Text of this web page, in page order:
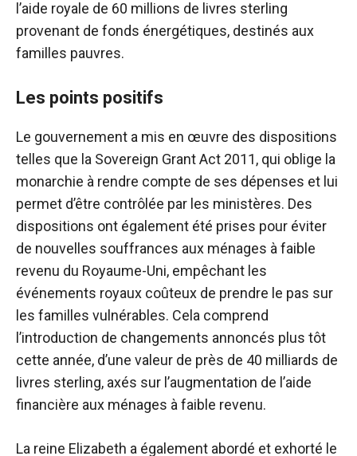
l’aide royale de 60 millions de livres sterling
provenant de fonds énergétiques, destinés aux
familles pauvres.
Les points positifs
Le gouvernement a mis en œuvre des dispositions
telles que la Sovereign Grant Act 2011, qui oblige la
monarchie à rendre compte de ses dépenses et lui
permet d’être contrôlée par les ministères. Des
dispositions ont également été prises pour éviter
de nouvelles souffrances aux ménages à faible
revenu du Royaume-Uni, empêchant les
événements royaux coûteux de prendre le pas sur
les familles vulnérables. Cela comprend
l’introduction de changements annoncés plus tôt
cette année, d’une valeur de près de 40 milliards de
livres sterling, axés sur l’augmentation de l’aide
financière aux ménages à faible revenu.
La reine Elizabeth a également abordé et exhorté le